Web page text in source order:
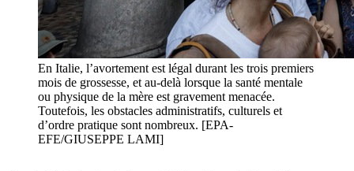
En Italie, l’avortement est légal durant les trois premiers
mois de grossesse, et au-delà lorsque la santé mentale
ou physique de la mère est gravement menacée.
Toutefois, les obstacles administratifs, culturels et
d’ordre pratique sont nombreux. [EPA-
EFE/GIUSEPPE LAMI]